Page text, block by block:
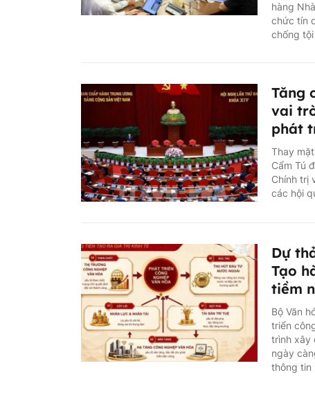
hàng
chức tín
chống
Tăng
vai
phát
Thay
Cẩm Tú
Chính trị
các hội
Dự
Tạo
tiềm
Bộ Văn
triển
trình xây
ngày
thông tin